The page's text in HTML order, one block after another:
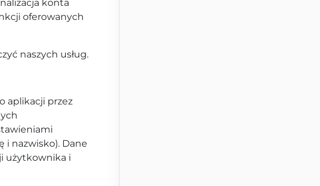
konta
oferowanych
naszych usług.
aplikacji przez
i nazwisko). Dane
użytkownika i